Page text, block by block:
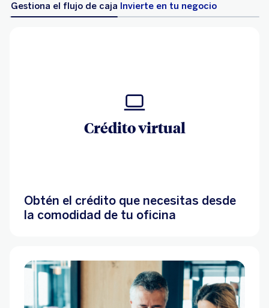
Gestiona el flujo de caja Invierte en tu negocio
Crédito virtual
Obtén el crédito que necesitas desde
la comodidad de tu oficina